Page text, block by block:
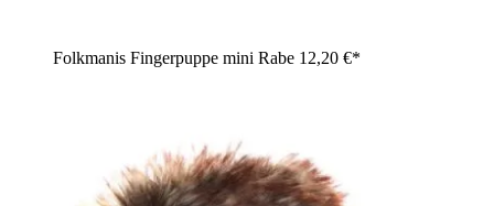
Folkmanis Fingerpuppe mini Rabe 12,20 €*